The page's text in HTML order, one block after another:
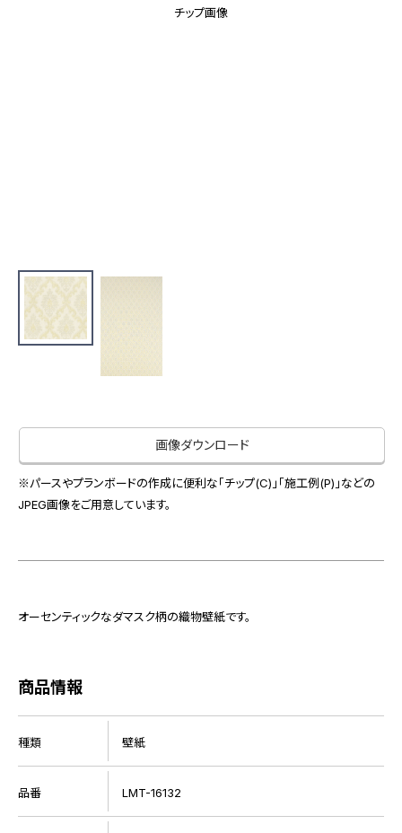
不動産投資開発事業
IR情報
採用情報
EN CN
チップ画像
画像ダウンロード
※パースやプランボードの作成に便利な「チップ(C)」「施工例(P)」などの
JPEG画像をご用意しています。
オーセンティックなダマスク柄の織物壁紙です。
商品情報
種類 壁紙
品番 LMT-16132